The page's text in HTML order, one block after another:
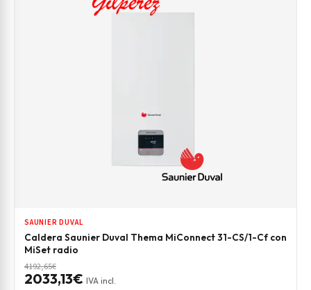
SAUNIER DUVAL
Caldera Saunier Duval Thema MiConnect 31-CS/1-Cf con
MiSet radio
4192,65€
2033,13€ IVA incl.